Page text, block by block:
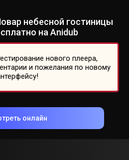
небесной гостиницы
на Anidub
нового плеера,
и пожелания по новому
онлайн